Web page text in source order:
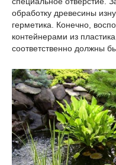
обработку древесины
герметика. Конечно,
контейнерами из
соответственно должны